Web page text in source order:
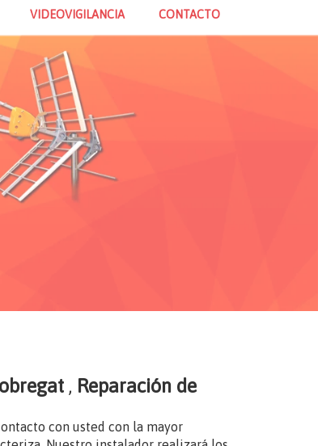
VIDEOVIGILANCIA CONTACTO
, Reparación de
con usted con la mayor